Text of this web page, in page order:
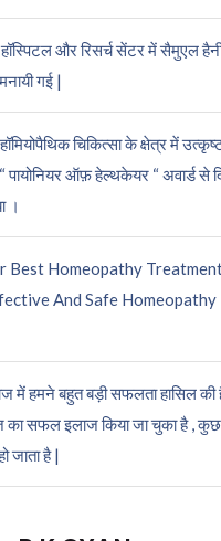
हॉस्पिटल और रिसर्च सेंटर में सैमुएल
गई |
हॉमियोपैथिक चिकित्सा के क्षेत्र में
पायोनियर ऑफ़ हेल्थकेयर “ अवार्ड से
।
Best Homeopathy
And Safe
में हमने बहुत बड़ी सफलता हासिल की
का सफल इलाज किया जा चुका है ,
जाता है |